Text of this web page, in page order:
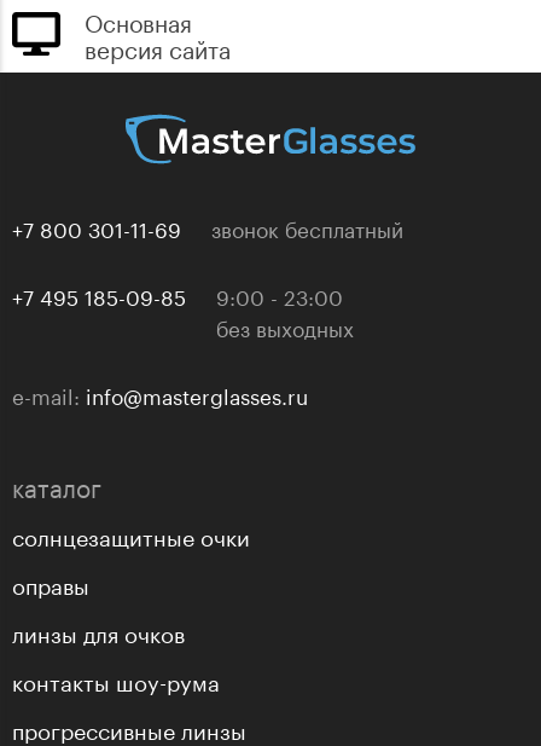
Основная
версия сайта
+7 800 301-11-69 звонок бесплатный
+7 495 185-09-85
9:00 - 23:00
без выходных
e-mail: info@masterglasses.ru
каталог
солнцезащитные очки
оправы
линзы для очков
контакты шоу-рума
прогрессивные линзы